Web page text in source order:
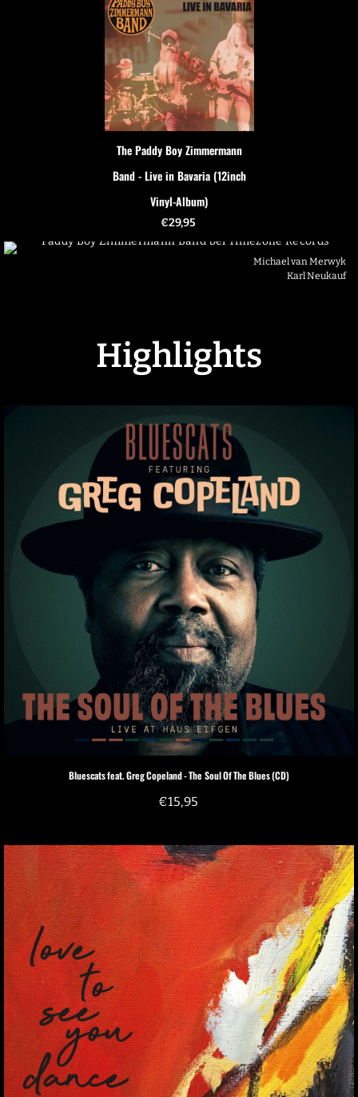
Michael van Merwyk
The Paddy Boy Zimmermann
Band - Live in Bavaria (12inch
Vinyl-Album)
€29,95
Karl Neukauf
Highlights
Bluescats feat. Greg Copeland - The Soul Of The Blues (CD)
€15,95